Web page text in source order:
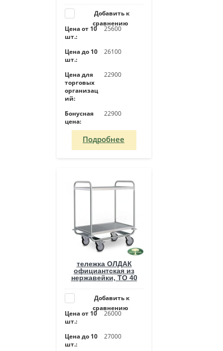
Добавить к
сравнению
Цена от 10
шт.:
25600
Цена до 10
шт.:
26100
Цена для
торговых
организац
ий:
22900
Бонусная
цена:
22900
Подробнее
тележка ОЛДАК
официантская из
нержавейки, ТО 40
Добавить к
сравнению
Цена от 10
шт.:
26000
Цена до 10
шт.:
27000